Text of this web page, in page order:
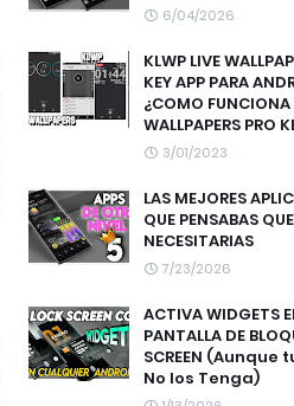
6/04/2026
KLWP LIVE
KEY APP PARA
¿COMO FUNCIONA
WALLPAPERS PRO
3/01/2023
LAS MEJORES
QUE PENSABAS
NECESITARIAS
7/23/2026
ACTIVA WIDGETS
PANTALLA DE
SCREEN (Aunque
No los Tenga)